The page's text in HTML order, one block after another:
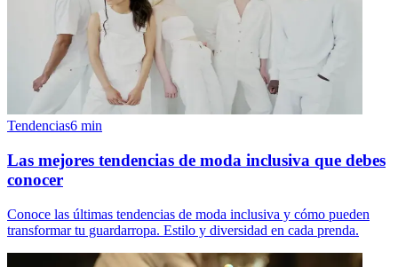
Tendencias6 min
Las mejores tendencias de moda inclusiva que debes
conocer
Conoce las últimas tendencias de moda inclusiva y cómo pueden
transformar tu guardarropa. Estilo y diversidad en cada prenda.